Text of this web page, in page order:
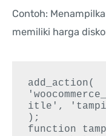
Contoh:
memiliki harga
add_action(
itle',
);
function